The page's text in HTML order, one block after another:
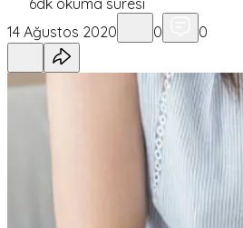
6dk okuma süresi
14 Ağustos 2020
0 0